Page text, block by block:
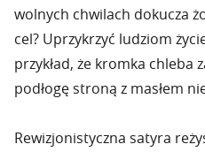
wolnych chwilach dokucza
cel? Uprzykrzyć ludziom
przykład, że kromka chleba
podłogę stroną z masłem
Rewizjonistyczna satyra